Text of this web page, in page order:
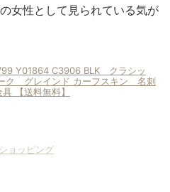
女性として見られている気が
Y01864 C3906 BLK クラシッ
ク グレインド カーフスキン 名刺
【送料無料】
ョッピング